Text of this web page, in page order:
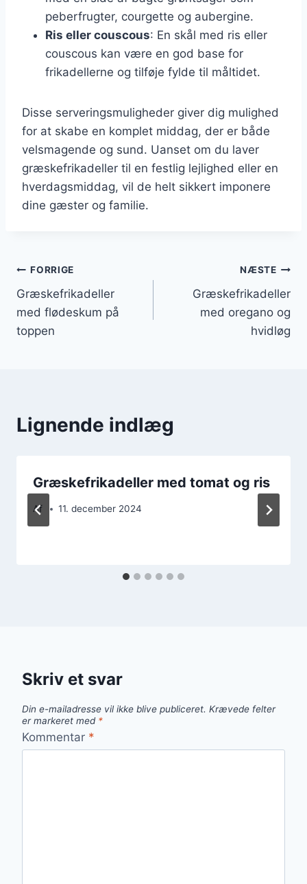
peberfrugter, courgette og aubergine.
Ris eller couscous: En skål med ris eller
couscous kan være en god base for
frikadellerne og tilføje fylde til måltidet.
Disse serveringsmuligheder giver dig mulighed
for at skabe en komplet middag, der er både
velsmagende og sund. Uanset om du laver
græskefrikadeller til en festlig lejlighed eller en
hverdagsmiddag, vil de helt sikkert imponere
dine gæster og familie.
Indlægsnavigation
FORRIGE
Græskefrikadeller
med flødeskum på
toppen
NÆSTE
Græskefrikadeller
med oregano og
hvidløg
Lignende indlæg
Græskefrikadeller med tomat og ris
Af 11. december 2024
Skriv et svar
Din e-mailadresse vil ikke blive publiceret. Krævede felter
er markeret med *
Kommentar *